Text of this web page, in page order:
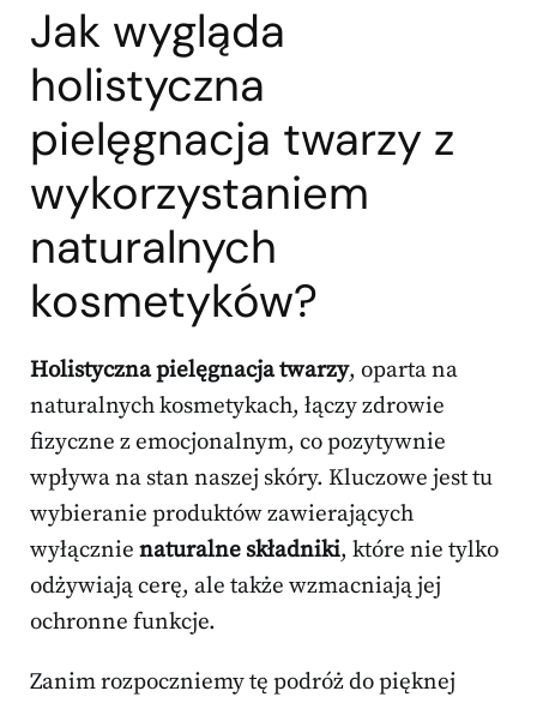
Jak wygląda
holistyczna
pielęgnacja twarzy z
wykorzystaniem
naturalnych
kosmetyków?
Holistyczna pielęgnacja twarzy, oparta na
naturalnych kosmetykach, łączy zdrowie
fizyczne z emocjonalnym, co pozytywnie
wpływa na stan naszej skóry. Kluczowe jest tu
wybieranie produktów zawierających
wyłącznie naturalne składniki, które nie tylko
odżywiają cerę, ale także wzmacniają jej
ochronne funkcje.
Zanim rozpoczniemy tę podróż do pięknej